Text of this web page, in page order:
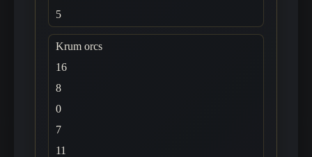
5
Krum orcs
16
8
0
7
11